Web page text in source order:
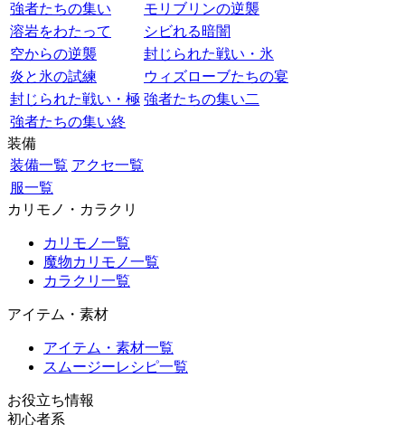
強者たちの集い
モリブリンの逆襲
溶岩をわたって
シビれる暗闇
空からの逆襲
封じられた戦い・氷
炎と氷の試練
ウィズローブたちの宴
封じられた戦い・極 強者たちの集い二
強者たちの集い終
装備
装備一覧 アクセ一覧
服一覧
カリモノ・カラクリ
カリモノ一覧
魔物カリモノ一覧
カラクリ一覧
アイテム・素材
アイテム・素材一覧
スムージーレシピ一覧
お役立ち情報
初心者系